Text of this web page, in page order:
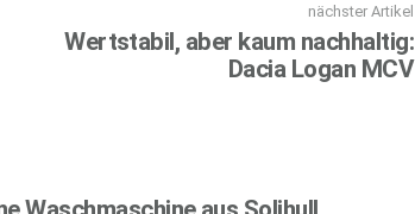
nächster Artikel
Wertstabil, aber kaum nachhaltig:
Dacia Logan MCV